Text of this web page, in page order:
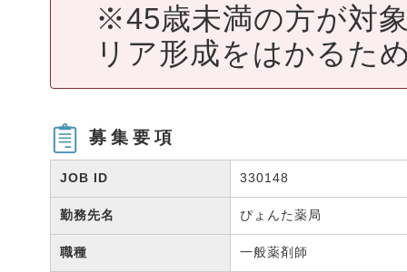
※45歳未満の方が対
リア形成をはかるた
募集要項
JOB ID 330148
勤務先名 ぴょんた薬局
職種 一般薬剤師